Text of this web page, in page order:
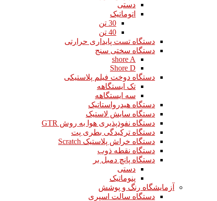
دستی
اتوماتیک
30 تن
40 تن
دستگاه تست پایداری حرارتی
دستگاه سختی سنج
shore A
Shore D
دستگاه دوخت فیلم پلاستیکی
تک ایستگاهه
سه ایستگاهه
دستگاه هیدرواستاتیک
دستگاه سایش لاستیک
دستگاه نفوذپذیری هوا به روش GTR
دستگاه ترکیدگی بطری پت
دستگاه خراش پلاستیک Scratch
دستگاه نقطه ذوب
دستگاه پانچ دمبل بر
دستی
پنوماتیک
آزمایشگاه رنگ و پوشش
دستگاه سالت اسپری